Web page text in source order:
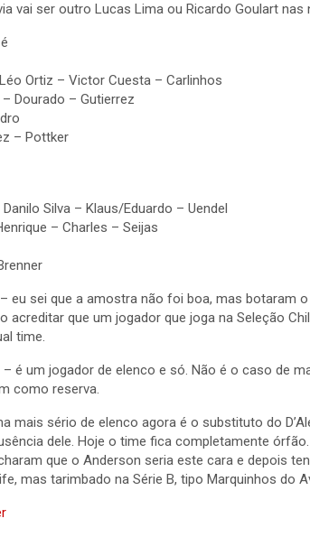
vai ser outro Lucas Lima ou Ricardo Goulart
Ortiz – Victor Cuesta – Carlinhos
Dourado – Gutierrez
– Pottker
Silva – Klaus/Eduardo – Uendel
– Charles – Seijas
eu sei que a amostra não foi boa, mas botaram
acreditar que um jogador que joga na Seleção
time.
– é um jogador de elenco e só. Não é o caso de
como reserva.
mais sério de elenco agora é o substituto do
dele. Hoje o time fica completamente
que o Anderson seria este cara e depois
mas tarimbado na Série B, tipo Marquinhos do